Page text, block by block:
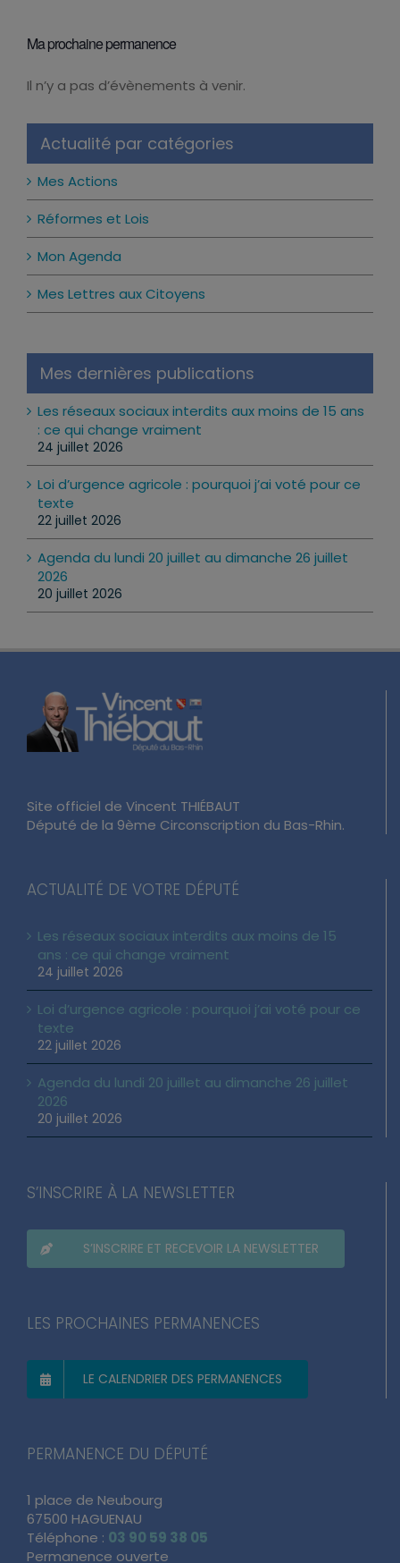
Ma prochaine permanence
Notice
Il n’y a pas d’évènements à venir.
Actualité par catégories
Mes Actions
Réformes et Lois
Mon Agenda
Mes Lettres aux Citoyens
Mes dernières publications
Les réseaux sociaux interdits aux moins de 15 ans
: ce qui change vraiment
24 juillet 2026
Loi d’urgence agricole : pourquoi j’ai voté pour ce
texte
22 juillet 2026
Agenda du lundi 20 juillet au dimanche 26 juillet
2026
20 juillet 2026
Site officiel de Vincent THIÉBAUT
Député de la 9ème Circonscription du Bas-Rhin.
ACTUALITÉ DE VOTRE DÉPUTÉ
Les réseaux sociaux interdits aux moins de 15
ans : ce qui change vraiment
24 juillet 2026
Loi d’urgence agricole : pourquoi j’ai voté pour ce
texte
22 juillet 2026
Agenda du lundi 20 juillet au dimanche 26 juillet
2026
20 juillet 2026
S’INSCRIRE À LA NEWSLETTER
S’INSCRIRE ET RECEVOIR LA NEWSLETTER
LES PROCHAINES PERMANENCES
LE CALENDRIER DES PERMANENCES
PERMANENCE DU DÉPUTÉ
1 place de Neubourg
67500 HAGUENAU
Téléphone : 03 90 59 38 05
Permanence ouverte